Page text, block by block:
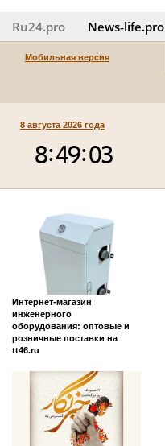
Ru24.pro News‑life.pro
Мобильная версия
8 августа 2026 года
Интернет-магазин
инженерного
оборудования: оптовые и
розничные поставки на
tt46.ru